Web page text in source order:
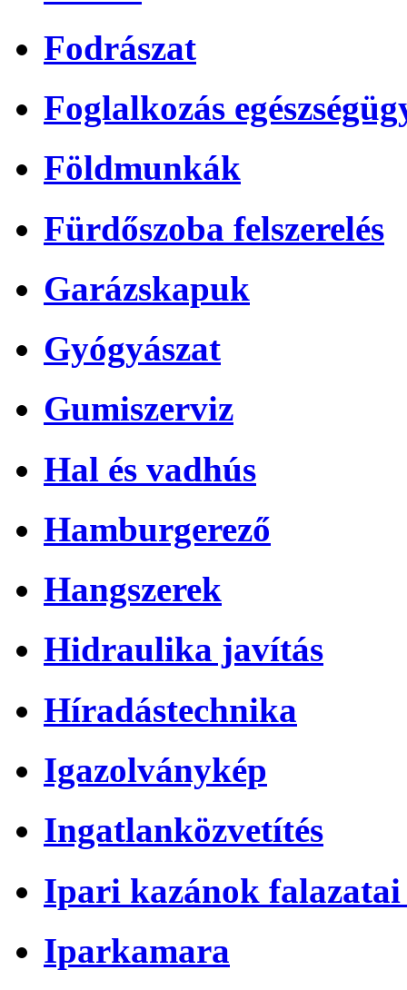
Fodrászat
Foglalkozás
Földmunkák
Fürdőszoba felszerelés
Garázskapuk
Gyógyászat
Gumiszerviz
Hal és vadhús
Hamburgerező
Hangszerek
Hidraulika javítás
Híradástechnika
Igazolványkép
Ingatlanközvetítés
Ipari kazánok falazatai
Iparkamara